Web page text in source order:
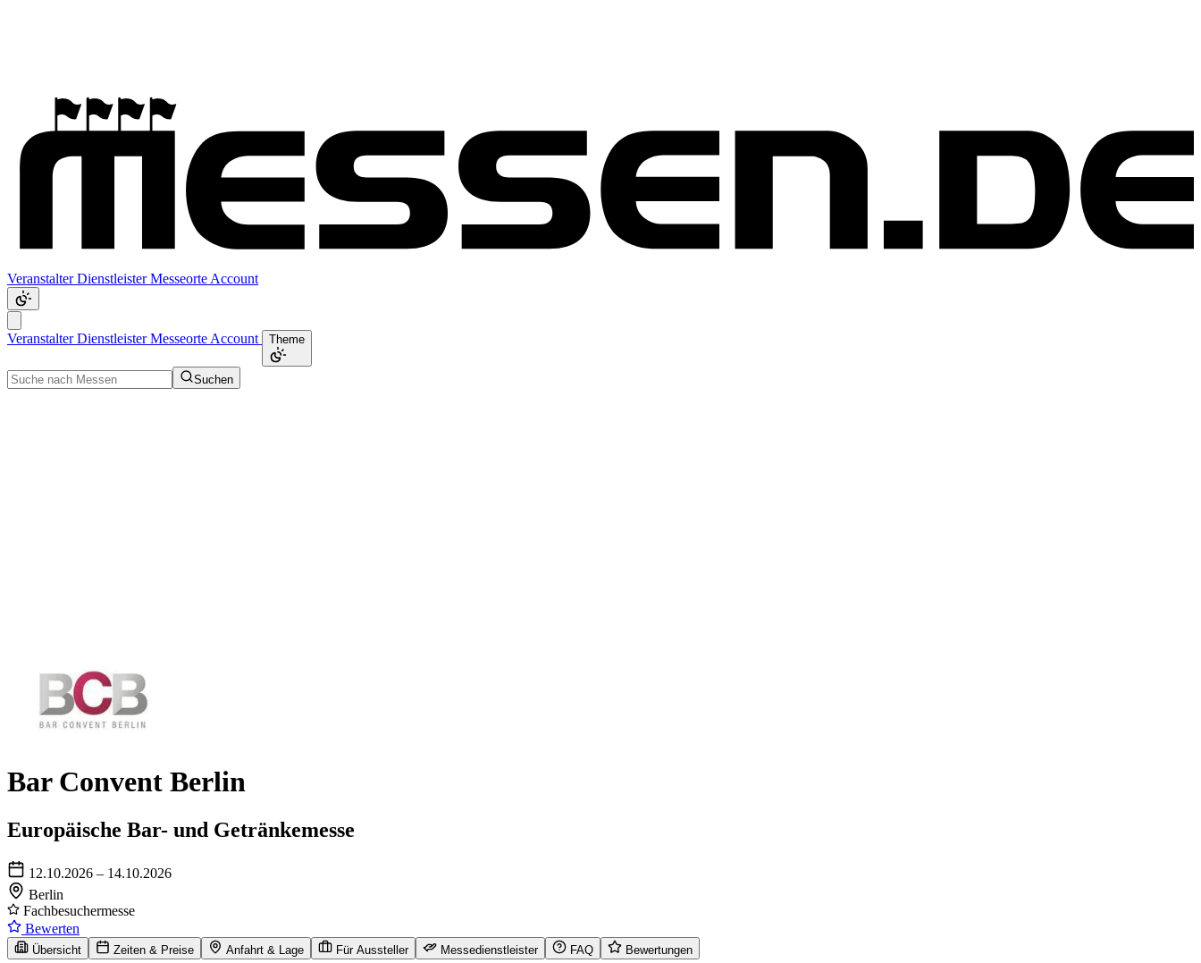
VeranstalterDienstleisterMesseorte Account
VeranstalterDienstleisterMesseorte Account Theme
Suchen
Bar Convent Berlin
Europäische Bar- und Getränkemesse
12.10.2026 – 14.10.2026
Berlin
Fachbesuchermesse
Bewerten
Übersicht Zeiten & Preise Anfahrt & Lage Für Aussteller Messedienstleister FAQ Bewertungen